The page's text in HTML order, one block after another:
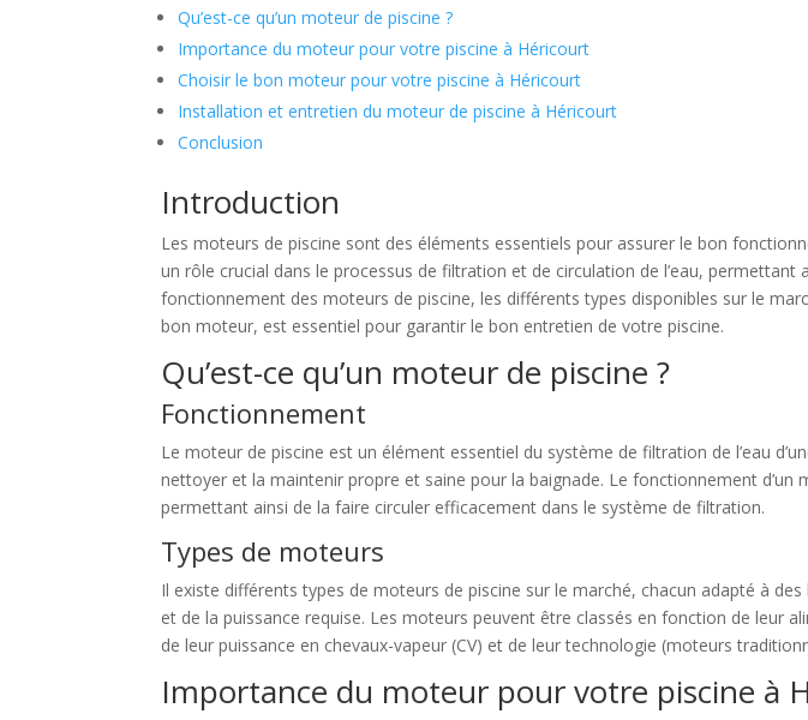
Qu’est-ce qu’un moteur de piscine ?
Importance du moteur pour votre piscine à Héricourt
Choisir le bon moteur pour votre piscine à Héricourt
Installation et entretien du moteur de piscine à Héricourt
Conclusion
Introduction
Les moteurs de piscine sont des éléments essentiels pour assurer le bon
un rôle crucial dans le processus de filtration et de circulation de l’eau,
fonctionnement des moteurs de piscine, les différents types disponibles sur le
bon moteur, est essentiel pour garantir le bon entretien de votre piscine.
Qu’est-ce qu’un moteur de piscine ?
Fonctionnement
Le moteur de piscine est un élément essentiel du système de filtration de l’eau
nettoyer et la maintenir propre et saine pour la baignade. Le fonctionnement
permettant ainsi de la faire circuler efficacement dans le système de filtration.
Types de moteurs
Il existe différents types de moteurs de piscine sur le marché, chacun adapté à
et de la puissance requise. Les moteurs peuvent être classés en fonction de leur
de leur puissance en chevaux-vapeur (CV) et de leur technologie (moteurs
Importance du moteur pour votre piscine à